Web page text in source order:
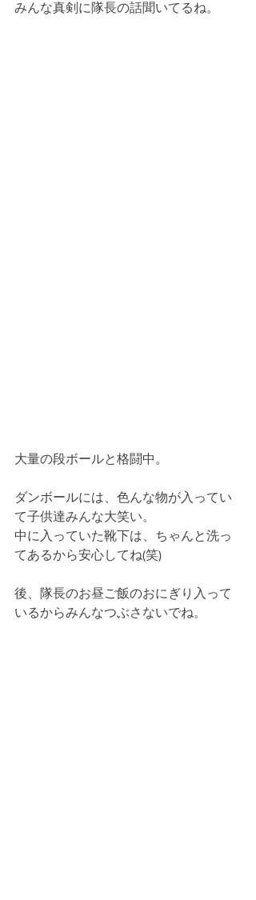
みんな真剣に隊長の話聞いてるね。
大量の段ボールと格闘中。
ダンボールには、色んな物が入ってい
て子供達みんな大笑い。
中に入っていた靴下は、ちゃんと洗っ
てあるから安心してね(笑)
後、隊長のお昼ご飯のおにぎり入って
いるからみんなつぶさないでね。